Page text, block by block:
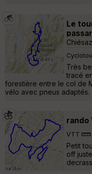
Le
Chiésaz
Très
tracé
forestière entre le col de
vélo avec pneus
rando
VTT
Petit
off